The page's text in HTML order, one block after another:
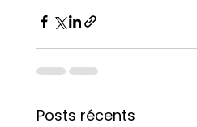
Posts récents